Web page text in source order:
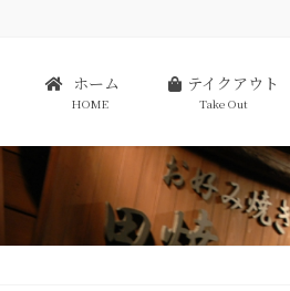
ホーム
HOME
テイクアウト
Take Out